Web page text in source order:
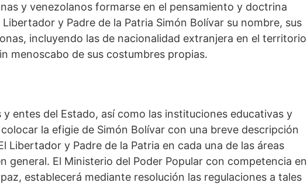
y venezolanos formarse en el pensamiento y doctrina
y Padre de la Patria Simón Bolívar su nombre, sus
incluyendo las de nacionalidad extranjera en el territorio
menoscabo de sus costumbres propias.
entes del Estado, así como las instituciones educativas y
la efigie de Simón Bolívar con una breve descripción
Libertador y Padre de la Patria en cada una de las áreas
general. El Ministerio del Poder Popular con competencia en
establecerá mediante resolución las regulaciones a tales